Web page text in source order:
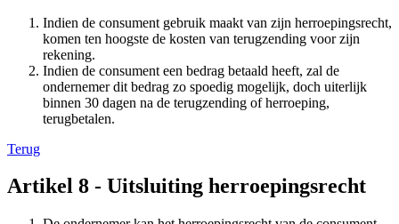
Indien de consument gebruik maakt van zijn herroepingsrecht,
komen ten hoogste de kosten van terugzending voor zijn
rekening.
Indien de consument een bedrag betaald heeft, zal de
ondernemer dit bedrag zo spoedig mogelijk, doch uiterlijk
binnen 30 dagen na de terugzending of herroeping,
terugbetalen.
Terug
Artikel 8 - Uitsluiting herroepingsrecht